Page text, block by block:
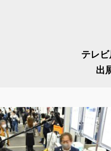
会計・財務 EXPO
法務・コンプライアンス
EXPO
テレ
出